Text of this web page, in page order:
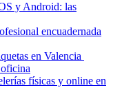
y Android: las
encuadernada
en Valencia
físicas y online en